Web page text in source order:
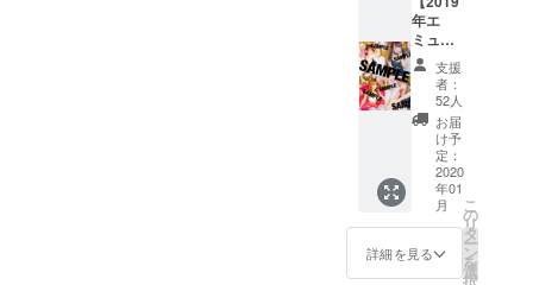
ご指定
させて
いただ
きま
す！
年エ
ミュブ
ロマイ
ドセッ
ト】
コース
参加
キャス
トの中
から、
お選び
いただ
けま
す！
支援
者：
52人
お届
け予
定：
2020
年01
月
詳細を見る
こ
の
リ
タ
ー
ン
を
選